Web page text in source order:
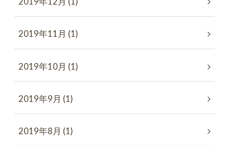
2019年11月 (1)
2019年10月 (1)
2019年9月 (1)
2019年8月 (1)